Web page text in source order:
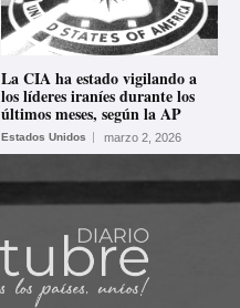
La CIA ha estado vigilando a
los líderes iraníes durante los
últimos meses, según la AP
Estados Unidos marzo 2, 2026